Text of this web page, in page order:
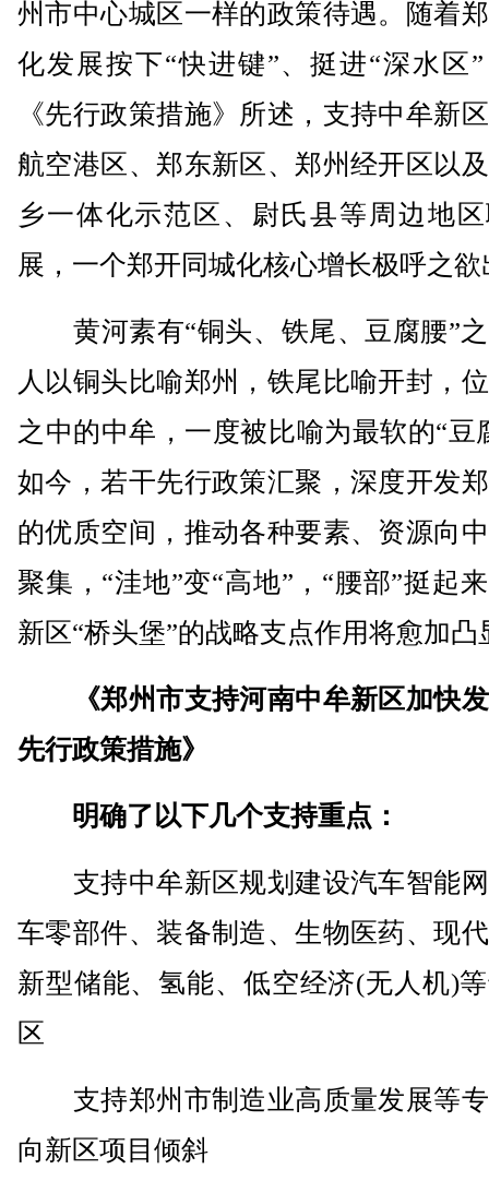
州市中心城区一样的政策待遇。随着
化发展按下“快进键”、挺进“深水区
《先行政策措施》所述，支持中牟新
航空港区、郑东新区、郑州经开区以
乡一体化示范区、尉氏县等周边地
展，一个郑开同城化核心增长极呼之欲
黄河素有“铜头、铁尾、豆腐腰”
人以铜头比喻郑州，铁尾比喻开封，
之中的中牟，一度被比喻为最软的“豆
如今，若干先行政策汇聚，深度开发
的优质空间，推动各种要素、资源向
聚集，“洼地”变“高地”，“腰部”挺起
新区“桥头堡”的战略支点作用将愈加凸
《郑州市支持河南中牟新区加快
先行政策措施》
明确了以下几个支持重点：
支持中牟新区规划建设汽车智能
车零部件、装备制造、生物医药、现
新型储能、氢能、低空经济(无人机)
区
支持郑州市制造业高质量发展等
向新区项目倾斜